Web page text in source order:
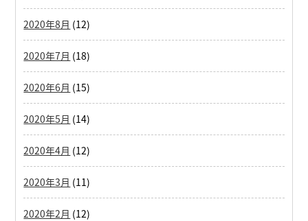
2020年8月 (12)
2020年7月 (18)
2020年6月 (15)
2020年5月 (14)
2020年4月 (12)
2020年3月 (11)
2020年2月 (12)